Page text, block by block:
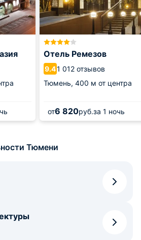
службы и отмечаются
Отель Ремезов
9.41 012 отзывов
Тюмень, 400 м от центра
от6 820руб.за 1 ночь
Тюмени